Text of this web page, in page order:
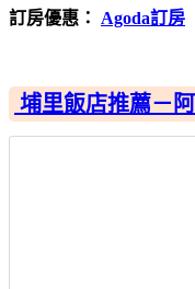
訂房優惠： Agoda訂房
埔里飯店推薦－